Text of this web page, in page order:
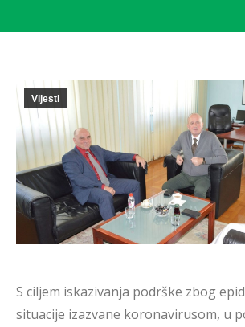
Vijesti
S ciljem iskazivanja podrške zbog
situacije izazvane koronavirusom, u